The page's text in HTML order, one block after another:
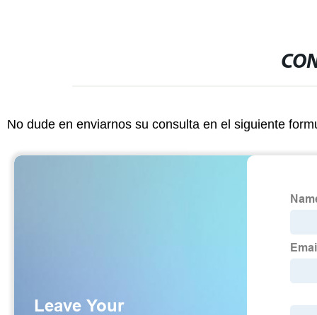
No dude en enviarnos su consulta en el siguiente